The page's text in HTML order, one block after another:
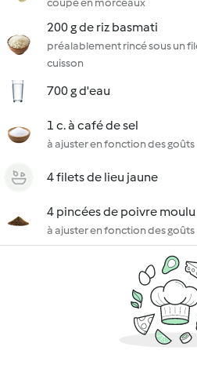
coupé en morceaux
200 g de riz basmati
préalablement rincé sous un
cuisson
700 g d'eau
1 c. à café de sel
à ajuster en fonction des goûts
4 filets de lieu jaune
4 pincées de poivre moulu
à ajuster en fonction des goûts